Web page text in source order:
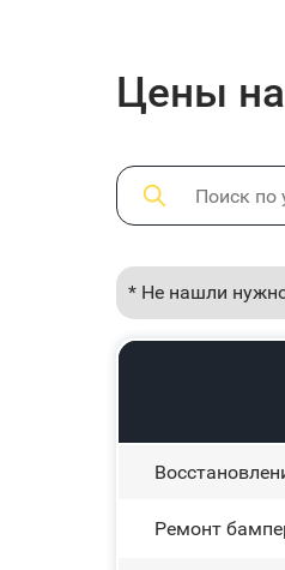
Цены
* Не нашли
Ремонт